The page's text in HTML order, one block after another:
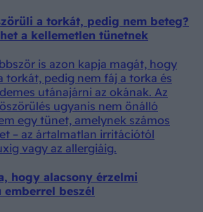
a torkát, pedig nem beteg?
a kellemetlen tünetnek
is azon kapja magát, hogy
torkát, pedig nem fáj a torka és
utánajárni az okának. Az
ugyanis nem önálló
egy tünet, amelynek számos
– az ártalmatlan irritációtól
vagy az allergiáig.
hogy alacsony érzelmi
beszél